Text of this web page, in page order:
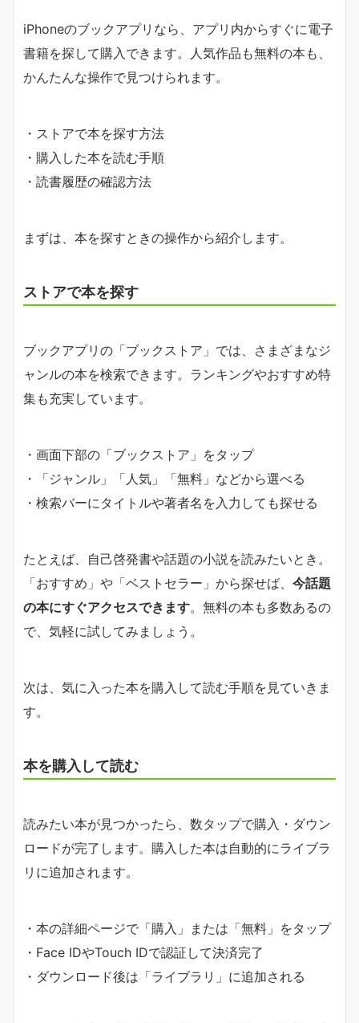
iPhoneのブックアプリなら、アプリ内からすぐに電子
書籍を探して購入できます。人気作品も無料の本も、
かんたんな操作で見つけられます。
・ストアで本を探す方法
・購入した本を読む手順
・読書履歴の確認方法
まずは、本を探すときの操作から紹介します。
ストアで本を探す
ブックアプリの「ブックストア」では、さまざまなジ
ャンルの本を検索できます。ランキングやおすすめ特
集も充実しています。
・画面下部の「ブックストア」をタップ
・「ジャンル」「人気」「無料」などから選べる
・検索バーにタイトルや著者名を入力しても探せる
たとえば、自己啓発書や話題の小説を読みたいとき。
「おすすめ」や「ベストセラー」から探せば、 今話題
の本にすぐアクセスできます。無料の本も多数あるの
で、気軽に試してみましょう。
次は、気に入った本を購入して読む手順を見ていきま
す。
本を購入して読む
読みたい本が見つかったら、数タップで購入・ダウン
ロードが完了します。購入した本は自動的にライブラ
リに追加されます。
・本の詳細ページで「購入」または「無料」をタップ
・Face IDやTouch IDで認証して決済完了
・ダウンロード後は「ライブラリ」に追加される